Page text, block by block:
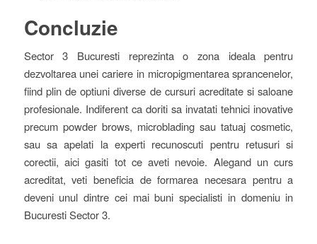
Concluzie
Sector 3 Bucuresti reprezinta o zona ideala pentru
dezvoltarea unei cariere in micropigmentarea sprancenelor,
fiind plin de optiuni diverse de cursuri acreditate si saloane
profesionale. Indiferent ca doriti sa invatati tehnici inovative
precum powder brows, microblading sau tatuaj cosmetic,
sau sa apelati la experti recunoscuti pentru retusuri si
corectii, aici gasiti tot ce aveti nevoie. Alegand un curs
acreditat, veti beneficia de formarea necesara pentru a
deveni unul dintre cei mai buni specialisti in domeniu in
Bucuresti Sector 3.